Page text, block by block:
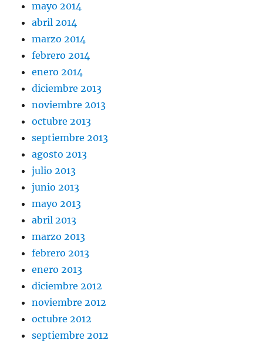
mayo 2014
abril 2014
marzo 2014
febrero 2014
enero 2014
diciembre 2013
noviembre 2013
octubre 2013
septiembre 2013
agosto 2013
julio 2013
junio 2013
mayo 2013
abril 2013
marzo 2013
febrero 2013
enero 2013
diciembre 2012
noviembre 2012
octubre 2012
septiembre 2012